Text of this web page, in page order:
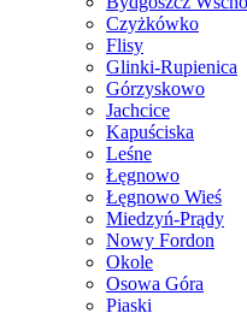
Czyżkówko
Flisy
Glinki-Rupienica
Górzyskowo
Jachcice
Kapuściska
Leśne
Łęgnowo
Łęgnowo Wieś
Miedzyń-Prądy
Nowy Fordon
Okole
Osowa Góra
Piaski